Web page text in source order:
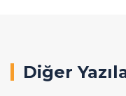
Diğer